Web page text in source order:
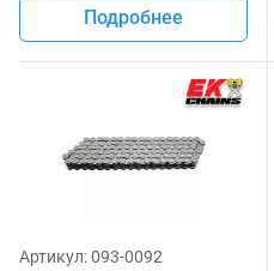
Подробнее
Артикул:093-0092